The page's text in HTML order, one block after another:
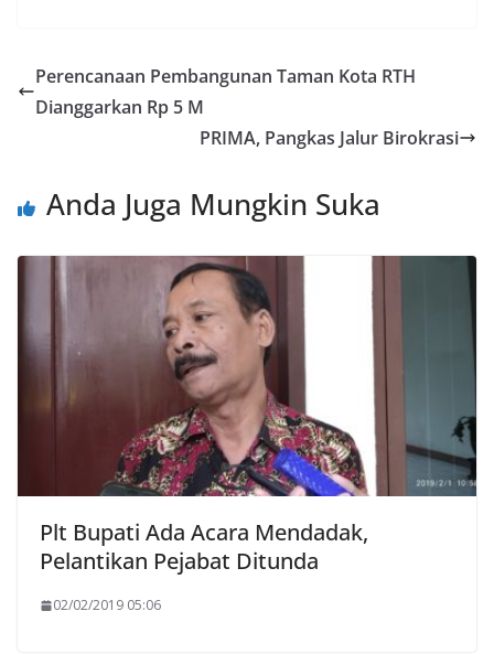
Perencanaan Pembangunan Taman Kota RTH
Dianggarkan Rp 5 M
PRIMA, Pangkas Jalur Birokrasi
Anda Juga Mungkin Suka
Plt Bupati Ada Acara Mendadak,
Pelantikan Pejabat Ditunda
02/02/2019 05:06